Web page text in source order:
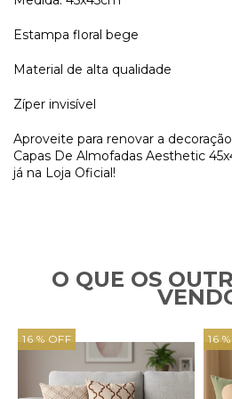
Estampa floral bege
Material de alta qualidade
Zíper invisível
Aproveite para renovar a
Capas De Almofadas Aesthetic
já na Loja Oficial!
O QUE OS
16 % OFF 16